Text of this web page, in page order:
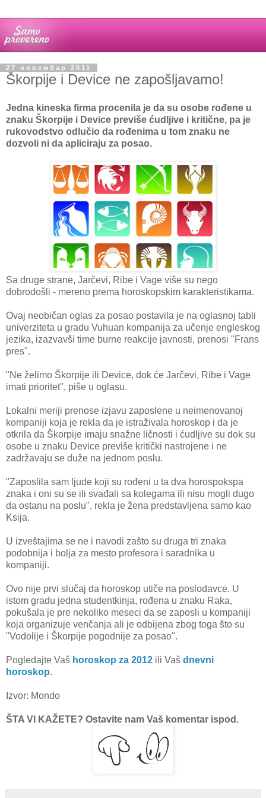
27 новембар 2011
Škorpije i Device ne zapošljavamo!
Jedna kineska firma procenila je da su osobe rođene u
znaku Škorpije i Device previše ćudljive i kritične, pa je
rukovodstvo odlučio da rođenima u tom znaku ne
dozvoli ni da apliciraju za posao.
Sa druge strane, Jarčevi, Ribe i Vage više su nego
dobrodošli - mereno prema horoskopskim karakteristikama.
Ovaj neobičan oglas za posao postavila je na oglasnoj tabli
univerziteta u gradu Vuhuan kompanija za učenje engleskog
jezika, izazvavši time burne reakcije javnosti, prenosi "Frans
pres".
"Ne želimo Škorpije ili Device, dok će Jarčevi, Ribe i Vage
imati prioritet", piše u oglasu.
Lokalni meriji prenose izjavu zaposlene u neimenovanoj
kompaniji koja je rekla da je istraživala horoskop i da je
otkrila da Škorpije imaju snažne ličnosti i ćudljive su dok su
osobe u znaku Device previše kritički nastrojene i ne
zadržavaju se duže na jednom poslu.
"Zaposlila sam ljude koji su rođeni u ta dva horospokspa
znaka i oni su se ili svađali sa kolegama ili nisu mogli dugo
da ostanu na poslu", rekla je žena predstavljena samo kao
Ksija.
U izveštajima se ne i navodi zašto su druga tri znaka
podobnija i bolja za mesto profesora i saradnika u
kompaniji.
Ovo nije prvi slučaj da horoskop utiče na poslodavce. U
istom gradu jedna studentkinja, rođena u znaku Raka,
pokušala je pre nekoliko meseci da se zaposli u kompaniji
koja organizuje venčanja ali je odbijena zbog toga što su
"Vodolije i Škorpije pogodnije za posao".
Pogledajte Vaš horoskop za 2012 ili Vaš dnevni
horoskop.
Izvor: Mondo
ŠTA VI KAŽETE? Ostavite nam Vaš komentar ispod.